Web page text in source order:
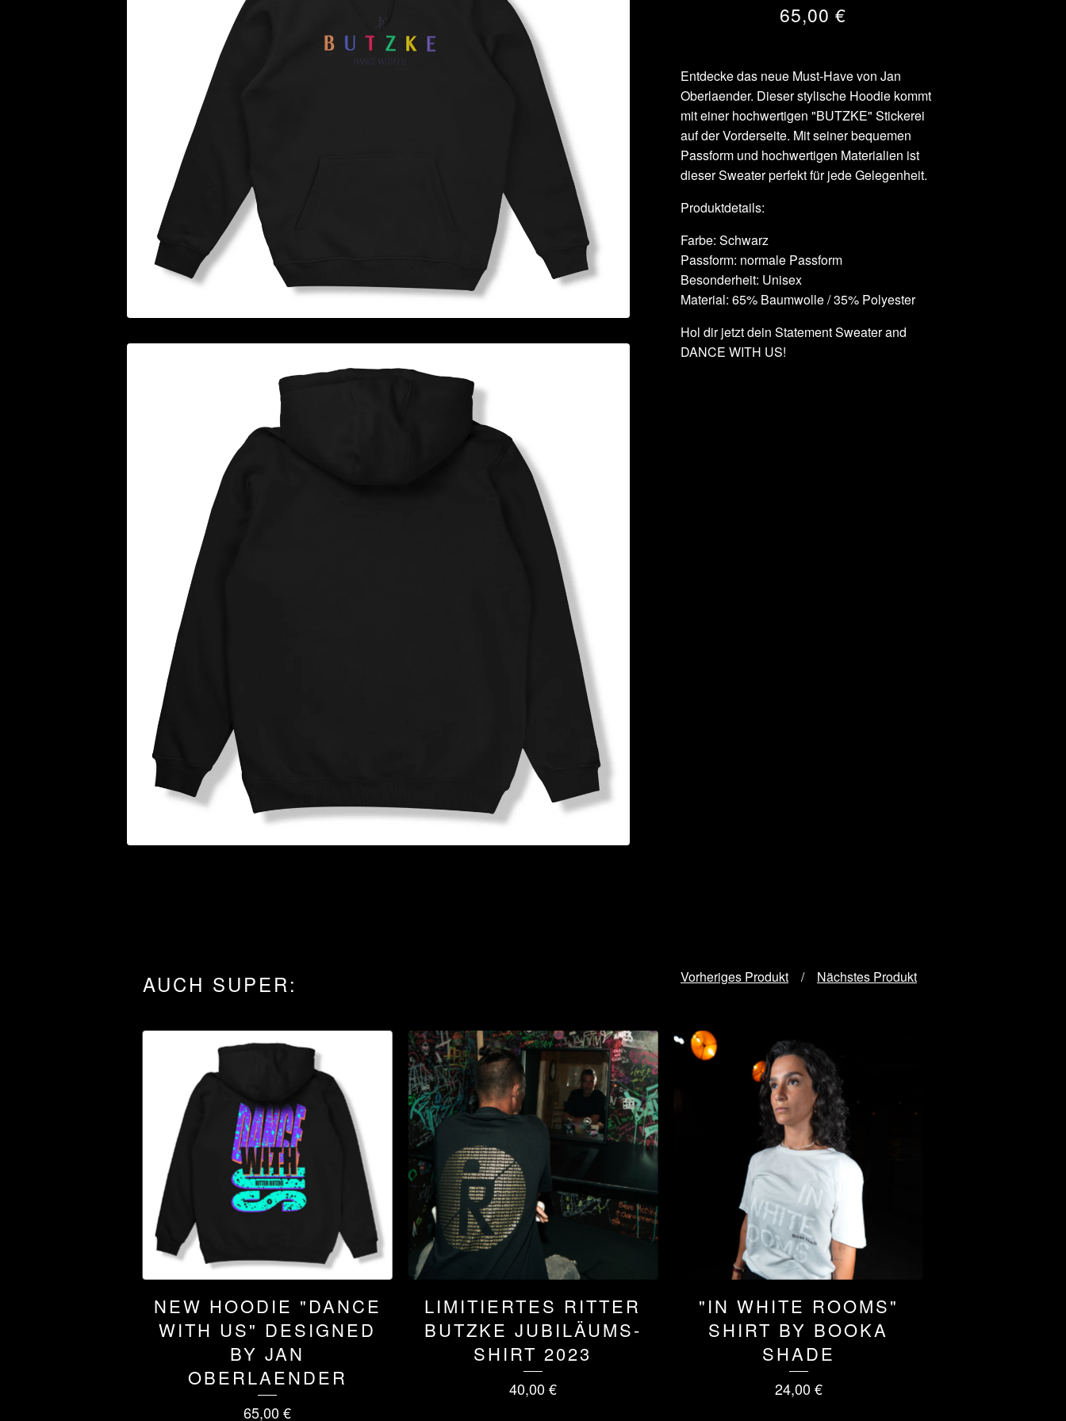
65,00 €
Entdecke das neue Must-Have von Jan
Oberlaender. Dieser stylische Hoodie kommt
mit einer hochwertigen "BUTZKE" Stickerei
auf der Vorderseite. Mit seiner bequemen
Passform und hochwertigen Materialien ist
dieser Sweater perfekt für jede Gelegenheit.
Produktdetails:
Farbe: Schwarz
Passform: normale Passform
Besonderheit: Unisex
Material: 65% Baumwolle / 35% Polyester
Hol dir jetzt dein Statement Sweater and
DANCE WITH US!
AUCH SUPER: Vorheriges Produkt Nächstes Produkt
NEW HOODIE "DANCE
WITH US" DESIGNED
BY JAN
OBERLAENDER
65,00€
LIMITIERTES RITTER
BUTZKE JUBILÄUMS-
SHIRT 2023
40,00€
"IN WHITE ROOMS"
SHIRT BY BOOKA
SHADE
24,00€